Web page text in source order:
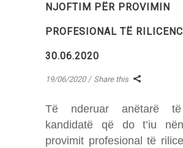
NJOFTIM PËR PROVIMIN
PROFESIONAL TË
30.06.2020
19/06/2020 Share this
Të nderuar anëtarë
kandidatë që do t’iu
provimit profesional të